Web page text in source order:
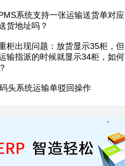
系统支持一张运输送货单对应
货地址吗？
柜出现问题：放货显示35柜，但
输指派的时候就显示34柜，如何
头系统运输单驳回操作